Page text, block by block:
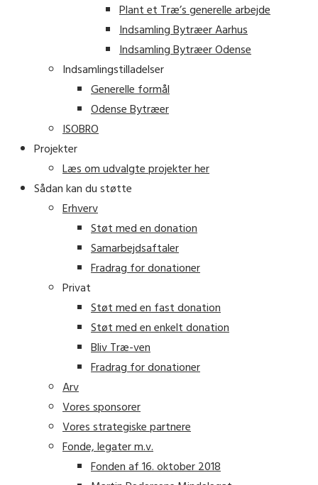
Plant et Træ’s generelle arbejde
Indsamling Bytræer Aarhus
Indsamling Bytræer Odense
Indsamlingstilladelser
Generelle formål
Odense Bytræer
ISOBRO
Projekter
Læs om udvalgte projekter her
Sådan kan du støtte
Erhverv
Støt med en donation
Samarbejdsaftaler
Fradrag for donationer
Privat
Støt med en fast donation
Støt med en enkelt donation
Bliv Træ-ven
Fradrag for donationer
Arv
Vores sponsorer
Vores strategiske partnere
Fonde, legater m.v.
Fonden af 16. oktober 2018